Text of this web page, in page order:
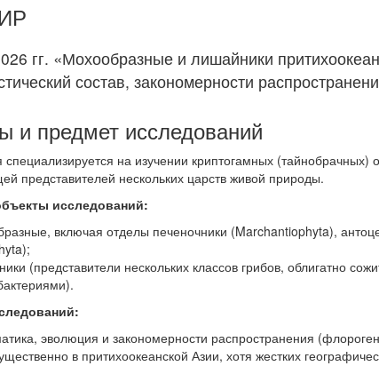
гг. «Мохообразные и лишайники
состав, закономерности
и предмет исследований
на изучении криптогамных (тайнобрачных)
представителей нескольких царств живой природы.
исследований:
включая отделы печеночники (Marchantiophyta),
(представители нескольких классов грибов, облигатно
эволюция и закономерности распространения
в притихоокеанской Азии, хотя жестких